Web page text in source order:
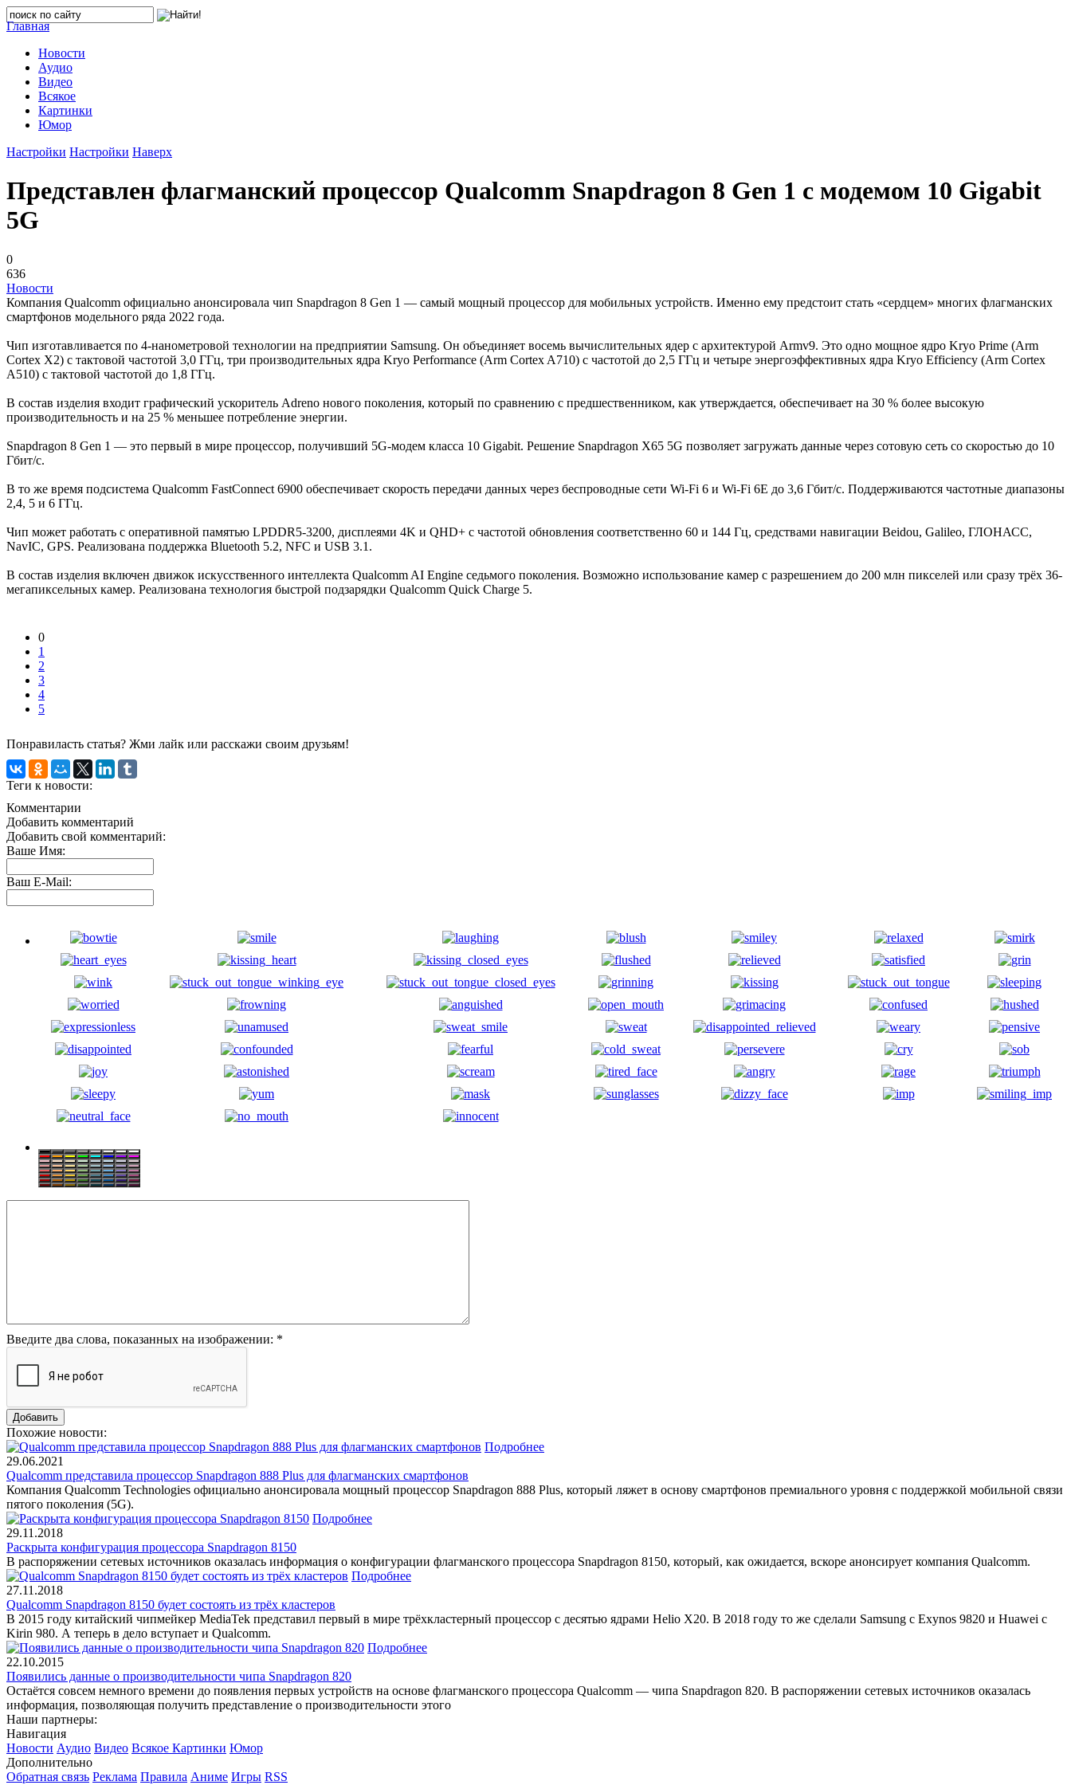
Главная
Новости
Аудио
Видео
Всякое
Картинки
Юмор
Настройки Настройки Наверх
Представлен флагманский процессор Qualcomm Snapdragon 8 Gen 1 с модемом 10 Gigabit
5G
0
636
Новости
Компания Qualcomm официально анонсировала чип Snapdragon 8 Gen 1 — самый мощный процессор для мобильных устройств. Именно ему предстоит стать «сердцем» многих флагманских
смартфонов модельного ряда 2022 года.
Чип изготавливается по 4-нанометровой технологии на предприятии Samsung. Он объединяет восемь вычислительных ядер с архитектурой Armv9. Это одно мощное ядро Kryo Prime (Arm
Cortex X2) с тактовой частотой 3,0 ГГц, три производительных ядра Kryo Performance (Arm Cortex A710) с частотой до 2,5 ГГц и четыре энергоэффективных ядра Kryo Efficiency (Arm Cortex
A510) с тактовой частотой до 1,8 ГГц.
В состав изделия входит графический ускоритель Adreno нового поколения, который по сравнению с предшественником, как утверждается, обеспечивает на 30 % более высокую
производительность и на 25 % меньшее потребление энергии.
Snapdragon 8 Gen 1 — это первый в мире процессор, получивший 5G-модем класса 10 Gigabit. Решение Snapdragon X65 5G позволяет загружать данные через сотовую сеть со скоростью до 10
Гбит/с.
В то же время подсистема Qualcomm FastConnect 6900 обеспечивает скорость передачи данных через беспроводные сети Wi-Fi 6 и Wi-Fi 6E до 3,6 Гбит/с. Поддерживаются частотные диапазоны
2,4, 5 и 6 ГГц.
Чип может работать с оперативной памятью LPDDR5-3200, дисплеями 4K и QHD+ с частотой обновления соответственно 60 и 144 Гц, средствами навигации Beidou, Galileo, ГЛОНАСС,
NavIC, GPS. Реализована поддержка Bluetooth 5.2, NFC и USB 3.1.
В состав изделия включен движок искусственного интеллекта Qualcomm AI Engine седьмого поколения. Возможно использование камер с разрешением до 200 млн пикселей или сразу трёх 36-
мегапиксельных камер. Реализована технология быстрой подзарядки Qualcomm Quick Charge 5.
0
1
2
3
4
5
Понравиласть статья? Жми лайк или расскажи своим друзьям!
Теги к новости:
Комментарии
Добавить комментарий
Добавить свой комментарий:
Ваше Имя:
Ваш E-Mail:
Введите два слова, показанных на изображении: *
Похожие новости:
Подробнее
29.06.2021
Qualcomm представила процессор Snapdragon 888 Plus для флагманских смартфонов
Компания Qualcomm Technologies официально анонсировала мощный процессор Snapdragon 888 Plus, который ляжет в основу смартфонов премиального уровня с поддержкой мобильной связи
пятого поколения (5G).
Подробнее
29.11.2018
Раскрыта конфигурация процессора Snapdragon 8150
В распоряжении сетевых источников оказалась информация о конфигурации флагманского процессора Snapdragon 8150, который, как ожидается, вскоре анонсирует компания Qualcomm.
Подробнее
27.11.2018
Qualcomm Snapdragon 8150 будет состоять из трёх кластеров
В 2015 году китайский чипмейкер MediaTek представил первый в мире трёхкластерный процессор с десятью ядрами Helio X20. В 2018 году то же сделали Samsung с Exynos 9820 и Huawei с
Kirin 980. А теперь в дело вступает и Qualcomm.
Подробнее
22.10.2015
Появились данные о производительности чипа Snapdragon 820
Остаётся совсем немного времени до появления первых устройств на основе флагманского процессора Qualcomm — чипа Snapdragon 820. В распоряжении сетевых источников оказалась
информация, позволяющая получить представление о производительности этого
Наши партнеры:
Навигация
Новости Аудио Видео Всякое Картинки Юмор
Дополнительно
Обратная связь Реклама Правила Аниме Игры RSS